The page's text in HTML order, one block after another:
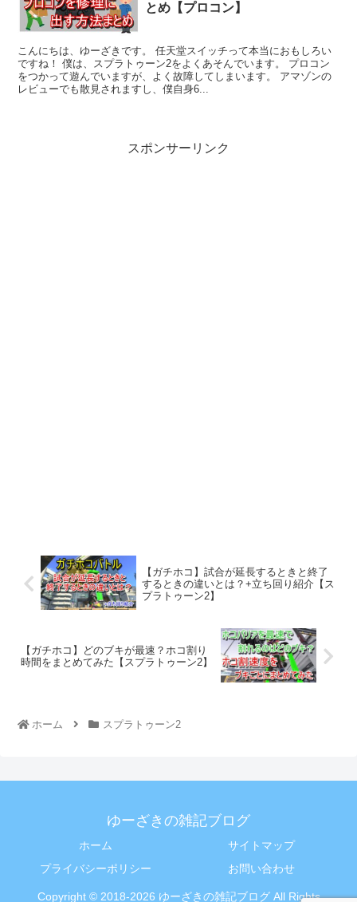
とめ【プロコン】
こんにちは、ゆーざきです。 任天堂スイッチって本当におもしろい
ですね！ 僕は、スプラトゥーン2をよくあそんでいます。 プロコン
をつかって遊んでいますが、よく故障してしまいます。 アマゾンの
レビューでも散見されますし、僕自身6...
スポンサーリンク
【ガチホコ】試合が延長するときと終了
するときの違いとは？+立ち回り紹介【ス
プラトゥーン2】
【ガチホコ】どのブキが最速？ホコ割り
時間をまとめてみた【スプラトゥーン2】
ホーム スプラトゥーン2
ゆーざきの雑記ブログ
ホーム
サイトマップ
プライバシーポリシー
お問い合わせ
Copyright © 2018-2026 ゆーざきの雑記ブログ All Rights